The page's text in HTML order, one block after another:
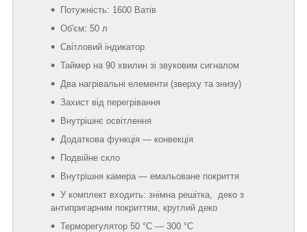
Потужність: 1600 Ватів
Об'єм: 50 л
Світловий індикатор
Таймер на 90 хвилин зі звуковим сигналом
Два нагрівальні елементи (зверху та знизу)
Захист від перегрівання
Внутрішнє освітлення
Додаткова функція — конвекція
Подвійне скло
Внутрішня камера — емальоване покриття
У комплект входить: знімна решітка, деко з
антипригарним покриттям, круглий деко
Терморегулятор 50 °C — 300 °C